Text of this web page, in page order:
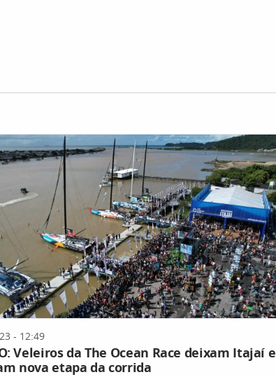
- 12:49
Veleiros da The Ocean Race deixam Itajaí e
nova etapa da corrida